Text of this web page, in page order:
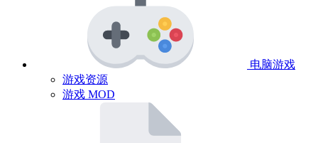
电脑游戏
游戏资源
游戏 MOD